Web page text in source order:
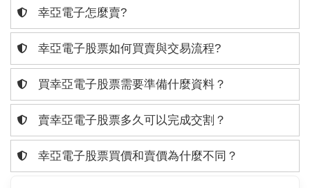
幸亞電子怎麼賣?
幸亞電子股票如何買賣與交易流程?
買幸亞電子股票需要準備什麼資料？
賣幸亞電子股票多久可以完成交割？
幸亞電子股票買價和賣價為什麼不同？